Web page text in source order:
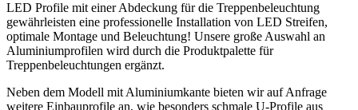
LED Profile mit einer Abdeckung für die Treppenbeleuchtung
gewährleisten eine professionelle Installation von LED Streifen,
optimale Montage und Beleuchtung! Unsere große Auswahl an
Aluminiumprofilen wird durch die Produktpalette für
Treppenbeleuchtungen ergänzt.
Neben dem Modell mit Aluminiumkante bieten wir auf Anfrage
weitere Einbauprofile an, wie besonders schmale U-Profile aus